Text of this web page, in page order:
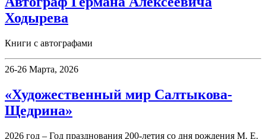
Ходырева
Книги с автографами
26-26 Марта, 2026
«Художественный мир Салтыкова-
Щедрина»
2026 год – Год празднования 200-летия со дня рождения М. Е.